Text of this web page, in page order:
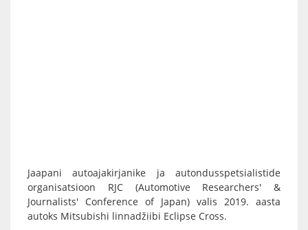
Jaapani autoajakirjanike ja autondusspetsialistide
organisatsioon RJC (Automotive Researchers' &
Journalists' Conference of Japan) valis 2019. aasta
autoks Mitsubishi linnadžiibi Eclipse Cross.